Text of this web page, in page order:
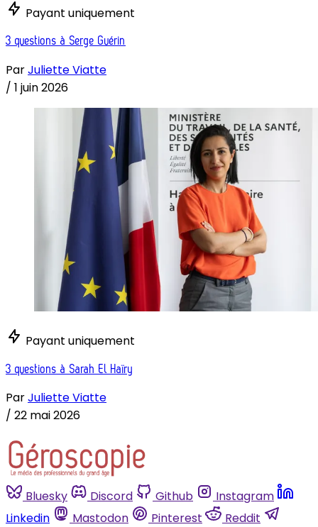
Payant uniquement
3 questions à Serge Guérin
ParJuliette Viatte
/ 1 juin 2026
Payant uniquement
3 questions à Sarah El Haïry
ParJuliette Viatte
/ 22 mai 2026
Bluesky Discord Github
Instagram
Linkedin
Mastodon Pinterest
Reddit